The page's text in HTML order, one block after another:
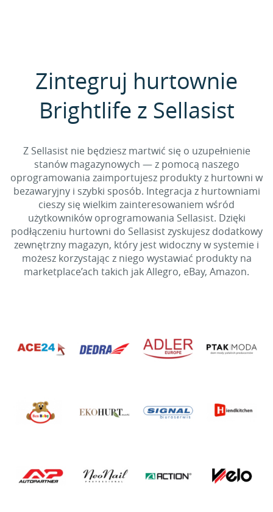
Zintegruj hurtownie
Brightlife z Sellasist
Z Sellasist nie będziesz martwić się o uzupełnienie
stanów magazynowych — z pomocą naszego
oprogramowania zaimportujesz produkty z hurtowni w
bezawaryjny i szybki sposób. Integracja z hurtowniami
cieszy się wielkim zainteresowaniem wśród
użytkowników oprogramowania Sellasist. Dzięki
podłączeniu hurtowni do Sellasist zyskujesz dodatkowy
zewnętrzny magazyn, który jest widoczny w systemie i
możesz korzystając z niego wystawiać produkty na
marketplace’ach takich jak Allegro, eBay, Amazon.